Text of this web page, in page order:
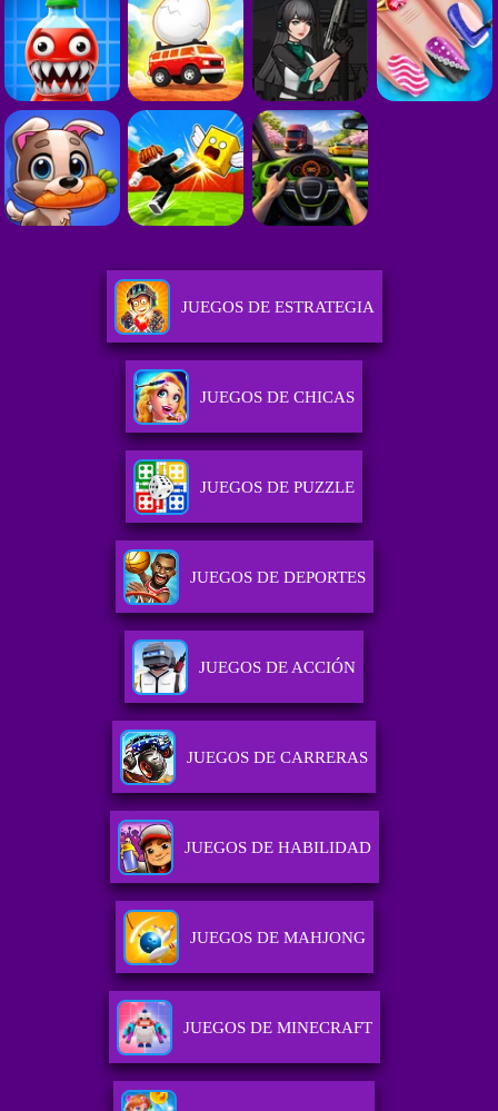
JUEGOS DE ESTRATEGIA
JUEGOS DE CHICAS
JUEGOS DE PUZZLE
JUEGOS DE DEPORTES
JUEGOS DE ACCIÓN
JUEGOS DE CARRERAS
JUEGOS DE HABILIDAD
JUEGOS DE MAHJONG
JUEGOS DE MINECRAFT